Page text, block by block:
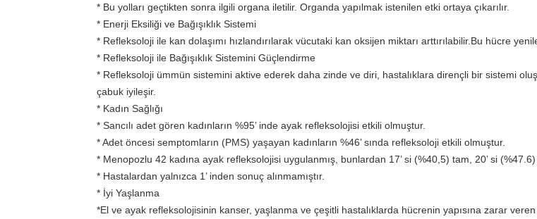
* Bu yolları geçtikten sonra ilgili organa iletilir. Organda yapılmak istenilen etki ortaya çıkarılır.
* Enerji Eksiliği ve Bağışıklık Sistemi
* Refleksoloji ile kan dolaşımı hızlandırılarak vücutaki kan oksijen miktarı arttırılabilir.Bu hücre
* Refleksoloji ile Bağışıklık Sistemini Güçlendirme
* Refleksoloji ümmün sistemini aktive ederek daha zinde ve diri, hastalıklara dirençli bir sistemi
çabuk iyileşir.
* Kadın Sağlığı
* Sancılı adet gören kadınların %95’ inde ayak refleksolojisi etkili olmuştur.
* Adet öncesi semptomların (PMS) yaşayan kadınların %46’ sında refleksoloji etkili olmuştur.
* Menopozlu 42 kadına ayak refleksolojisi uygulanmış, bunlardan 17’ si (%40,5) tam, 20’ si
* Hastalardan yalnızca 1’ inden sonuç alınmamıştır.
* İyi Yaşlanma
*El ve ayak refleksolojisinin kanser, yaşlanma ve çeşitli hastalıklarda hücrenin yapısına zarar veren